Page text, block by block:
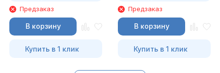
Предзаказ
В корзину
Купить в 1 клик
Предзаказ
В корзину
Купить в 1 клик